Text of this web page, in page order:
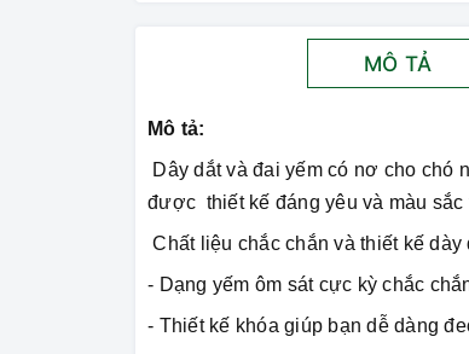
MÔ TẢ
Mô tả:
Dây dắt và đai yếm có nơ cho chó
được thiết kế đáng yêu và màu sắc
Chất liệu chắc chắn và thiết kế
- Dạng yếm ôm sát cực kỳ chắc
- Thiết kế khóa giúp bạn dễ dàng